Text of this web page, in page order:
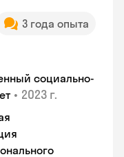
3 года опыта
социально-
• 2023 г.